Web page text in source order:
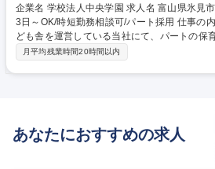
企業名 学校法人中央学園 求人名 富山県氷見市【こども園の保育教諭】週
3日～OK/時短勤務相談可/パート採用 仕事の内容 認定こども園ひみ中央こ
ども舎を運営している当社にて、パートの保
育業務をお任せいたします。1クラス20名程
成■園児1クラス20名程度の保育業務を複数
希望に合わせ勤務日数や就業時間の相談など
に調整可能な大変風通しの良い職場です。【
月平均残業時間20時間以内
あなたにおすすめの求人